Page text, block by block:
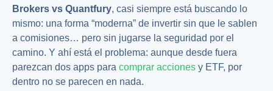
Brokers vs Quantfury, casi siempre está buscando lo
mismo: una forma “moderna” de invertir sin que le sablen
a comisiones… pero sin jugarse la seguridad por el
camino. Y ahí está el problema: aunque desde fuera
parezcan dos apps para comprar acciones y ETF, por
dentro no se parecen en nada.